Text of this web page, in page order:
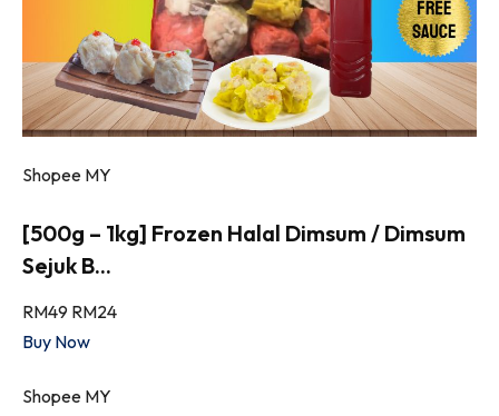
Shopee MY
[500g – 1kg] Frozen Halal Dimsum / Dimsum
Sejuk B...
RM49 RM24
Buy Now
Shopee MY